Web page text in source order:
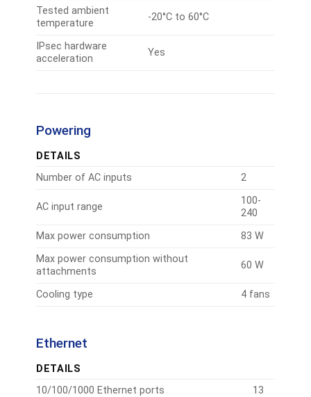
Tested ambient
temperature
-20°C to 60°C
IPsec hardware
acceleration
Yes
Powering
DETAILS
Number of AC inputs
2
AC input range
100-
240
Max power consumption
83 W
Max power consumption without
attachments
60 W
Cooling type 4 fans
Ethernet
DETAILS
10/100/1000 Ethernet ports
13